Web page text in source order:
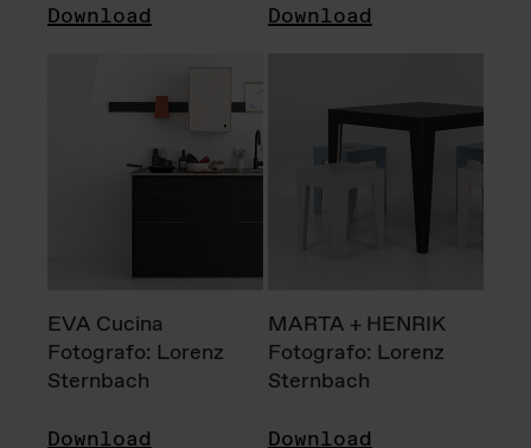
Download Download
EVA Cucina
Fotografo: Lorenz
Sternbach
Download
MARTA + HENRIK
Fotografo: Lorenz
Sternbach
Download